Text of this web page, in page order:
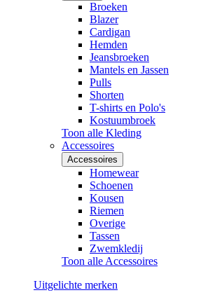
Broeken
Blazer
Cardigan
Hemden
Jeansbroeken
Mantels en Jassen
Pulls
Shorten
T-shirts en Polo's
Kostuumbroek
Toon alle Kleding
Accessoires
Accessoires
Homewear
Schoenen
Kousen
Riemen
Overige
Tassen
Zwemkledij
Toon alle Accessoires
Uitgelichte merken